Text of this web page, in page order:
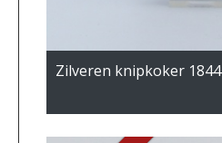
Zilveren knipkoker 1844